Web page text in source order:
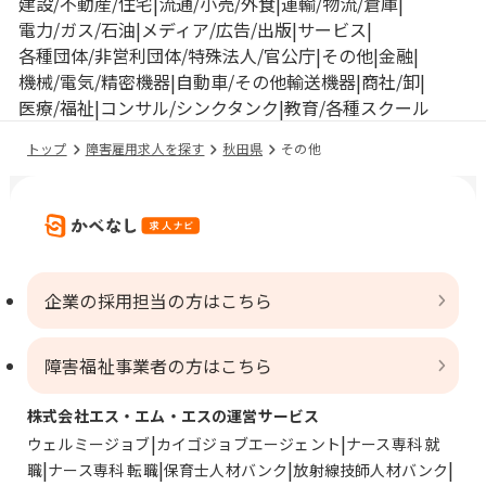
電力/ガス/石油 メディア/広告/出版 サービス
各種団体/非営利団体/特殊法人/官公庁 その他 金融
機械/電気/精密機器 自動車/その他輸送機器 商社/卸
医療/福祉 コンサル/シンクタンク 教育/各種スクール
トップ 障害雇用求人を探す 秋田県 その他
企業の採用担当の方はこちら
障害福祉事業者の方はこちら
株式会社エス・エム・エスの運営サービス
ウェルミージョブ カイゴジョブエージェント ナース専科 就
職 ナース専科 転職 保育士人材バンク 放射線技師人材バンク